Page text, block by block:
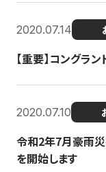
2020.07.14
【重要】コングラ
2020.07.10
令和2年7月豪雨災
を開始します